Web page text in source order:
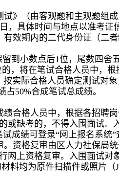
》（由客观题和主观题组成
，具体时间与地点以准考证
效期内的二代身份证（二
到小数点后1位，尾数四
，将在笔试合格人员中，
实际合格人员确定测试对
50%合成笔试总成绩。
合格人员中，根据各招聘
或缺考的，不得入围面试
成绩可登录“网上报名系统”
。资格复审由区人力社保局
网上资格复审。入围面试
料均为原件扫描件或照片